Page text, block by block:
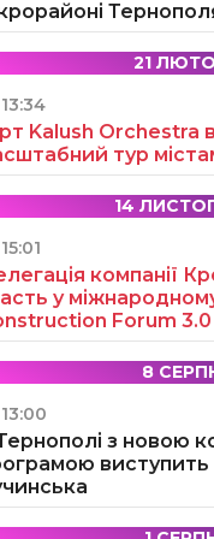
21
Kalush Orchestra
тур
14
компанії
у
Forum 3.0
8
з новою
виступить